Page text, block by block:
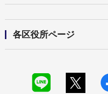
各区役所ページ